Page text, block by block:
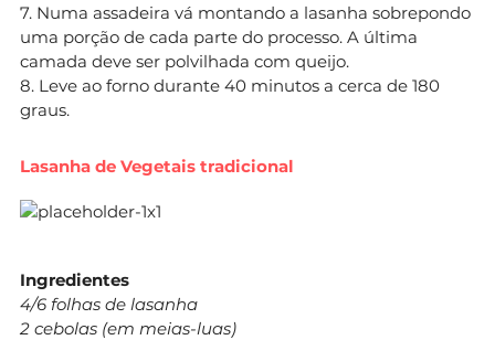
7. Numa assadeira vá montando a lasanha sobrepondo
uma porção de cada parte do processo. A última
camada deve ser polvilhada com queijo.
8. Leve ao forno durante 40 minutos a cerca de 180
graus.
Lasanha de Vegetais tradicional
Ingredientes
4/6 folhas de lasanha
2 cebolas (em meias-luas)